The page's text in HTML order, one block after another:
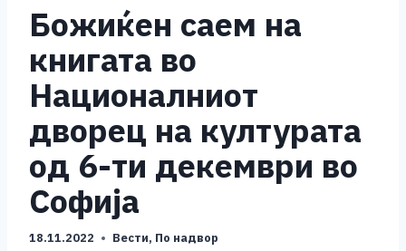
Божиќен саем на
книгата во
Националниот
дворец на културата
од 6-ти декември во
Софија
18.11.2022 Вести, По надвор